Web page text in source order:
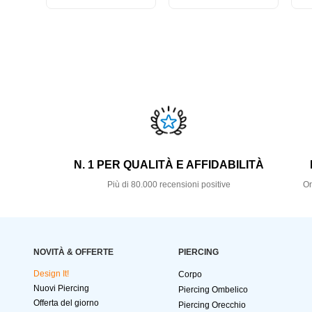
N. 1 PER QUALITÀ E AFFIDABILITÀ
Più di 80.000 recensioni positive
NOVITÀ & OFFERTE
Design It!
Nuovi Piercing
Offerta del giorno
PIERCING
Corpo
Piercing Ombelico
Piercing Orecchio